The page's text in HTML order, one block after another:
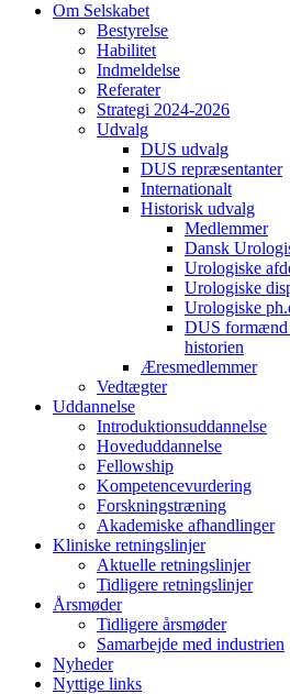
Om Selskabet
Bestyrelse
Habilitet
Indmeldelse
Referater
Strategi 2024-2026
Udvalg
DUS udvalg
DUS repræsentanter
Internationalt
Historisk udvalg
Medlemmer
Dansk
Urologiske
Urologiske
Urologiske
DUS formænd
historien
Æresmedlemmer
Vedtægter
Uddannelse
Introduktionsuddannelse
Hoveduddannelse
Fellowship
Kompetencevurdering
Forskningstræning
Akademiske afhandlinger
Kliniske retningslinjer
Aktuelle retningslinjer
Tidligere retningslinjer
Årsmøder
Tidligere årsmøder
Samarbejde med industrien
Nyheder
Nyttige links